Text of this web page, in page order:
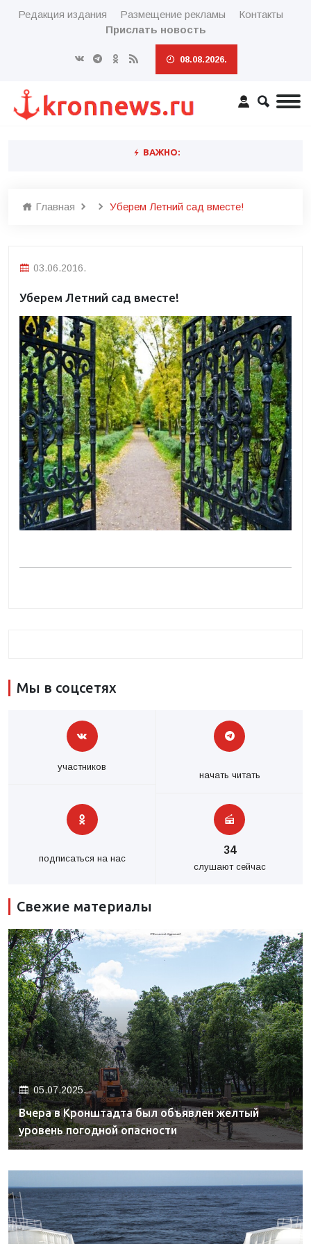
Редакция издания Размещение рекламы
Контакты
Прислать новость
08.08.2026.
ВАЖНО:
Главная Уберем Летний сад вместе!
03.06.2016.
Уберем Летний сад вместе!
Мы в соцсетях
участников
начать читать
подписаться на нас
34
слушают сейчас
Свежие материалы
05.07.2025.
Вчера в Кронштадта был объявлен желтый
уровень погодной опасности